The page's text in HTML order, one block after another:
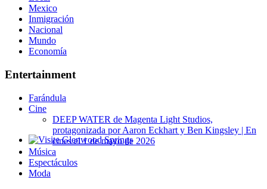
Glenwood Springs - Bello y Encantador
Mexico
Inmigración
Nacional
Mundo
Economía
Entertainment
Farándula
Cine
DEEP WATER de Magenta Light Studios,
protagonizada por Aaron Eckhart y Ben Kingsley | En
cines el 1 de mayo de 2026
Música
Espectáculos
Moda